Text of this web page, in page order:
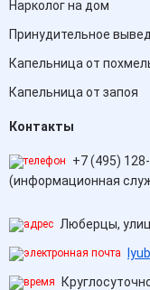
Нарколог на дом
Принудительное
Капельница от
Капельница от запоя
Контакты
+7 (495)
(информационная
Люберцы,